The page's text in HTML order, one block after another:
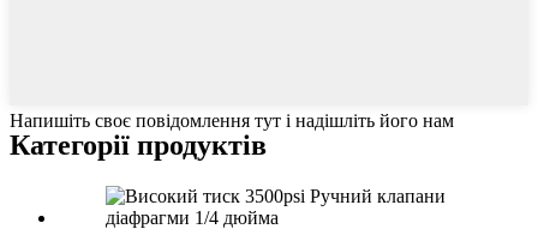
Напишіть своє повідомлення тут і надішліть його нам
Категорії продуктів